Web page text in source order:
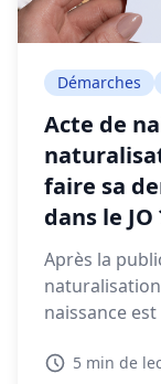
Démarches
Acte de
faire sa
dans le JO
Après la
naturalisation
naissance
5 min de